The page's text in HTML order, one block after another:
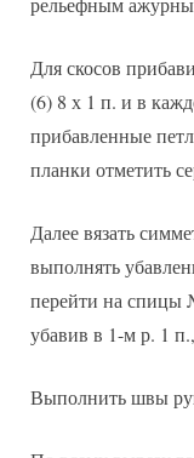
Для скосов
(6) 8 х 1 п. и в
прибавленные
планки отметить
Далее вязать
выполнять
перейти на спицы
убавив в 1-м р. 1
Выполнить швы